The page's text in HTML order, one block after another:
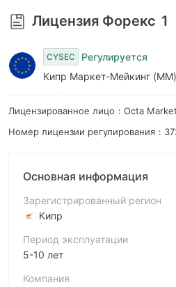
8
9
9
Лицензия Форекс 1
CYSEC
Регулируется
Кипр Маркет-Мейкинг (MM)
Лицензированное лицо：Octa
Номер лицензии регулирования：
Основная информация
Зарегистрированный регион
Кипр
Период эксплуатации
5-10 лет
Компания